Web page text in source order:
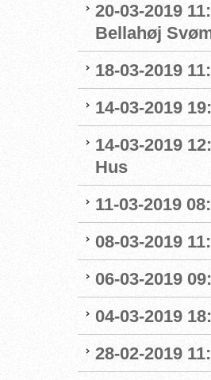
20-03-2019
Bellahøj
18-03-2019
14-03-2019
14-03-2019
Hus
11-03-2019
08-03-2019
06-03-2019
04-03-2019
28-02-2019